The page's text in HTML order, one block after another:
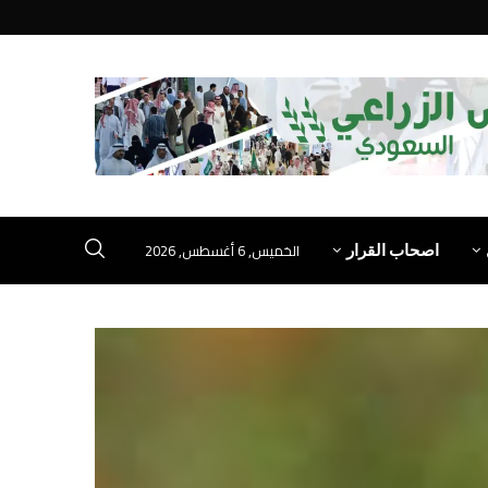
اصحاب القرار الخميس, 6 أغسطس, 2026